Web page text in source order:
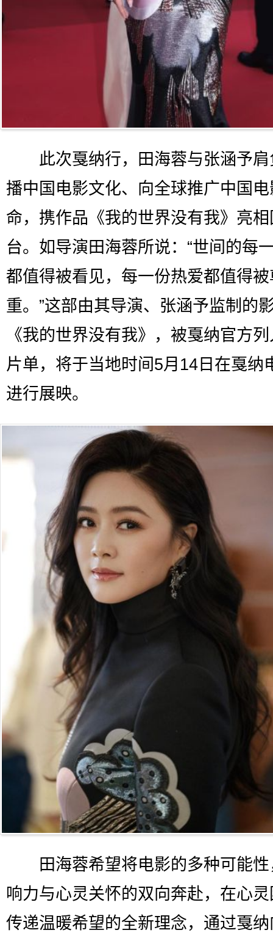
此次戛纳行，田海蓉与张涵予肩
播中国电影文化、向全球推广中国
命，携作品《我的世界没有我》亮
台。如导演田海蓉所说：“世间的每
都值得被看见，每一份热爱都值得被
重。”这部由其导演、张涵予监制的
《我的世界没有我》，被戛纳官方
片单，将于当地时间5月14日在戛纳
进行展映。
田海蓉希望将电影的多种可能性
响力与心灵关怀的双向奔赴，在心
传递温暖希望的全新理念，通过戛